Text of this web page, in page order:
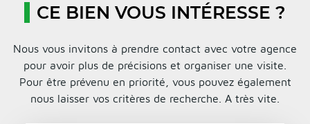
CE BIEN VOUS INTÉRESSE ?
Nous vous invitons à prendre contact avec votre agence
pour avoir plus de précisions et organiser une visite.
Pour être prévenu en priorité, vous pouvez également
nous laisser vos critères de recherche. A très vite.